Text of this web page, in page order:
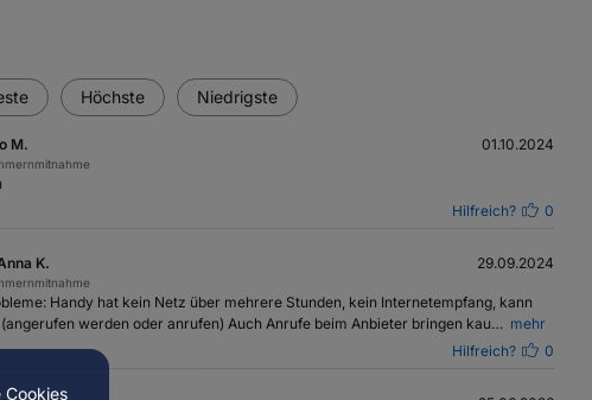
Cookies
Höchste Niedrigste
M. 01.10.2024
Hilfreich?
0
K. 29.09.2024
Handy hat kein Netz über mehrere Stunden, kein Internetempfang, kann
werden oder anrufen) Auch Anrufe beim Anbieter bringen kau… mehr
Hilfreich?
0